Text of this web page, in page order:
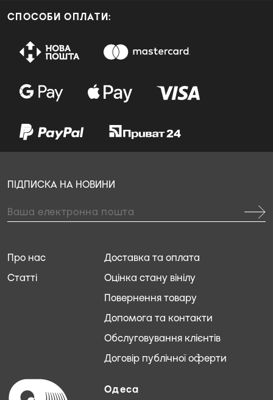
СПОСОБИ ОПЛАТИ:
Одеса
Доставка та оплата
Оцінка стану вінілу
Повернення товару
Допомога та контакти
Обслуговування клієнтів
Договір публічної оферти
Про нас
Статті
ПІДПИСКА НА НОВИНИ